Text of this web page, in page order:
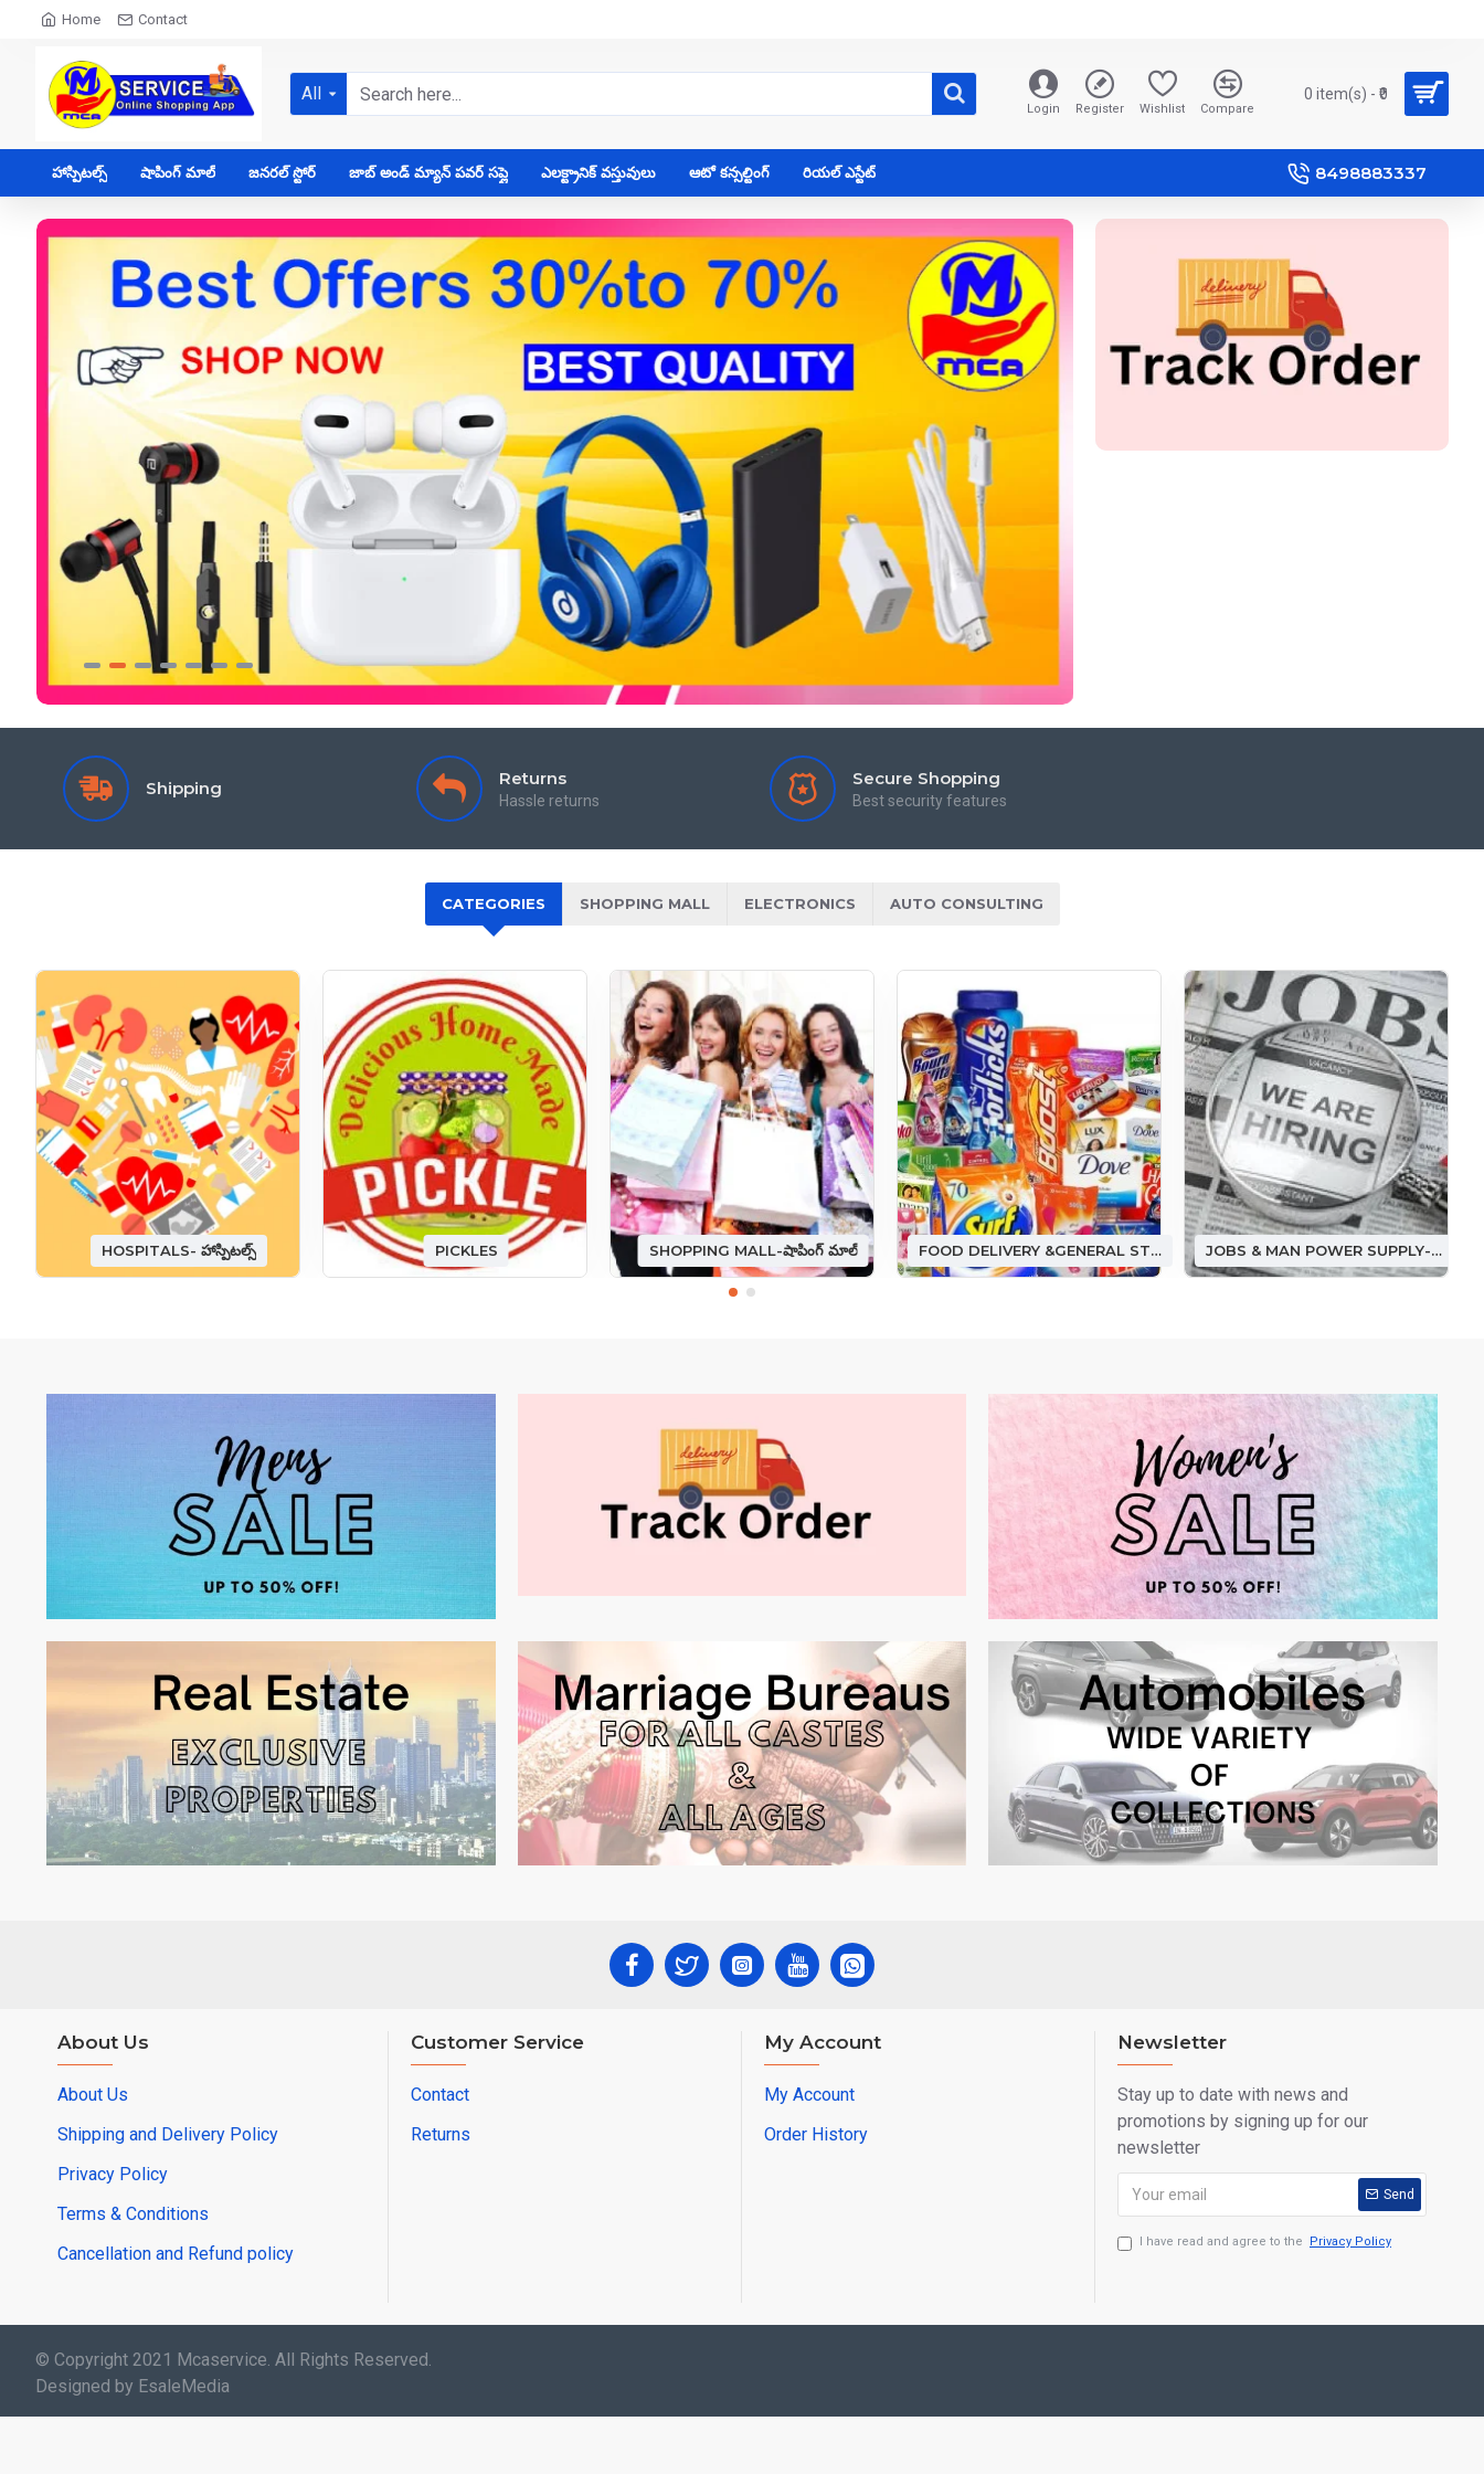
Home Contact
All
Login Register Wishlist Compare
0 item(s) - ₹0
హాస్పిటల్స్ షాపింగ్ మాల్ జనరల్ స్టోర్ జాబ్ అండ్ మ్యాన్ పవర్ సప్లై ఎలక్ట్రానిక్ వస్తువులు ఆటో కన్సల్టింగ్ రియల్ ఎస్టేట్ 8498883337
Shipping Returns
Hassle returns
Secure Shopping
Best security features
CATEGORIES SHOPPING MALL ELECTRONICS AUTO CONSULTING
HOSPITALS- హాస్పిటల్స్ PICKLES SHOPPING MALL-షాపింగ్ మాల్ FOOD DELIVERY &GENERAL STORE ఫుడ్ డెలివరీ &(జనరల్ స్టోర్) JOBS & MAN POWER SUPPLY-జాబ్ అండ్ మ్యాన్ పవర్ సప్లై
About Us
About Us
Shipping and Delivery Policy
Privacy Policy
Terms & Conditions
Cancellation and Refund policy
Customer Service
Contact
Returns
My Account
My Account
Order History
Newsletter
Stay up to date with news and
promotions by signing up for our
newsletter
Send
I have read and agree to the Privacy Policy
© Copyright 2021 Mcaservice. All Rights Reserved.
Designed by EsaleMedia